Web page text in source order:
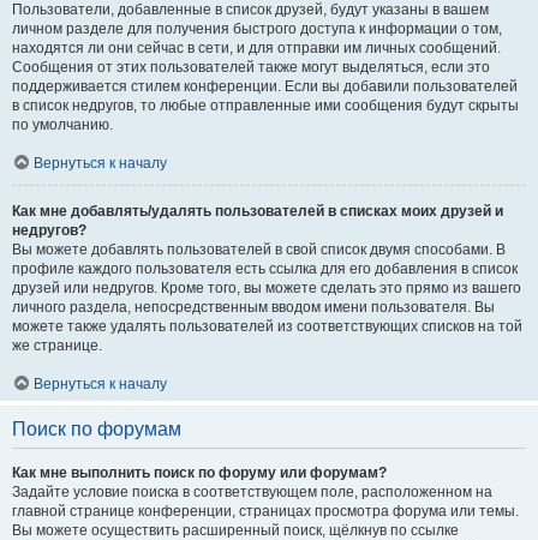
Пользователи, добавленные в список друзей, будут указаны в вашем
личном разделе для получения быстрого доступа к информации о том,
находятся ли они сейчас в сети, и для отправки им личных сообщений.
Сообщения от этих пользователей также могут выделяться, если это
поддерживается стилем конференции. Если вы добавили пользователей
в список недругов, то любые отправленные ими сообщения будут скрыты
по умолчанию.
Вернуться к началу
Как мне добавлять/удалять пользователей в списках моих друзей и
недругов?
Вы можете добавлять пользователей в свой список двумя способами. В
профиле каждого пользователя есть ссылка для его добавления в список
друзей или недругов. Кроме того, вы можете сделать это прямо из вашего
личного раздела, непосредственным вводом имени пользователя. Вы
можете также удалять пользователей из соответствующих списков на той
же странице.
Вернуться к началу
Поиск по форумам
Как мне выполнить поиск по форуму или форумам?
Задайте условие поиска в соответствующем поле, расположенном на
главной странице конференции, страницах просмотра форума или темы.
Вы можете осуществить расширенный поиск, щёлкнув по ссылке